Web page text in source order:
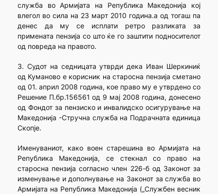
служба во Армијата на Република Македонија кој
влегол во сила на 23 март 2010 година.а од тогаш па
денес да му се исплати ретро разликата за
примената пензија со што ќе го заштити подносителот
од повреда на правото.
3. Судот на седницата утврди дека Иван Шеркиниќ
од Куманово е корисник на старосна пензија сметано
од 01. април 2008 година, кое право му е утврдено со
Решение П.бр.156561 од 9 мај 2008 година, донесено
од Фондот за пензиско и инвалидско осигурување на
Македонија -Стручна служба на Подрачната единица
Скопје.
Именуваниот, како воен старешина во Армијата на
Република Македонија, се стекнал со право на
старосна пензија согласно член 226-б од Законот за
изменување и дополнување на Законот за служба во
Армијата на Република Македонија („Службен весник